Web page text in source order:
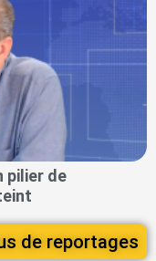
pilier de
de reportages